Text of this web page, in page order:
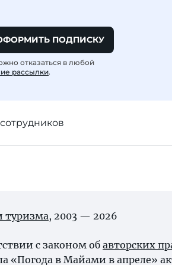
ПОДПИСКУ
отказаться в любой
рассылки.
туризма, 2003 — 2026
с законом об авторских
«Погода в Майами в апреле»